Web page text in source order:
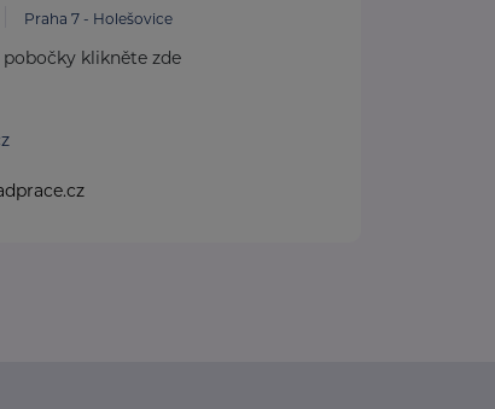
Praha 7 - Holešovice
klikněte zde